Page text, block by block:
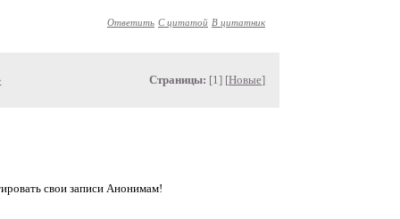
Ответить С цитатой В цитатник
Страницы: [1] [Новые]
свои записи Анонимам!